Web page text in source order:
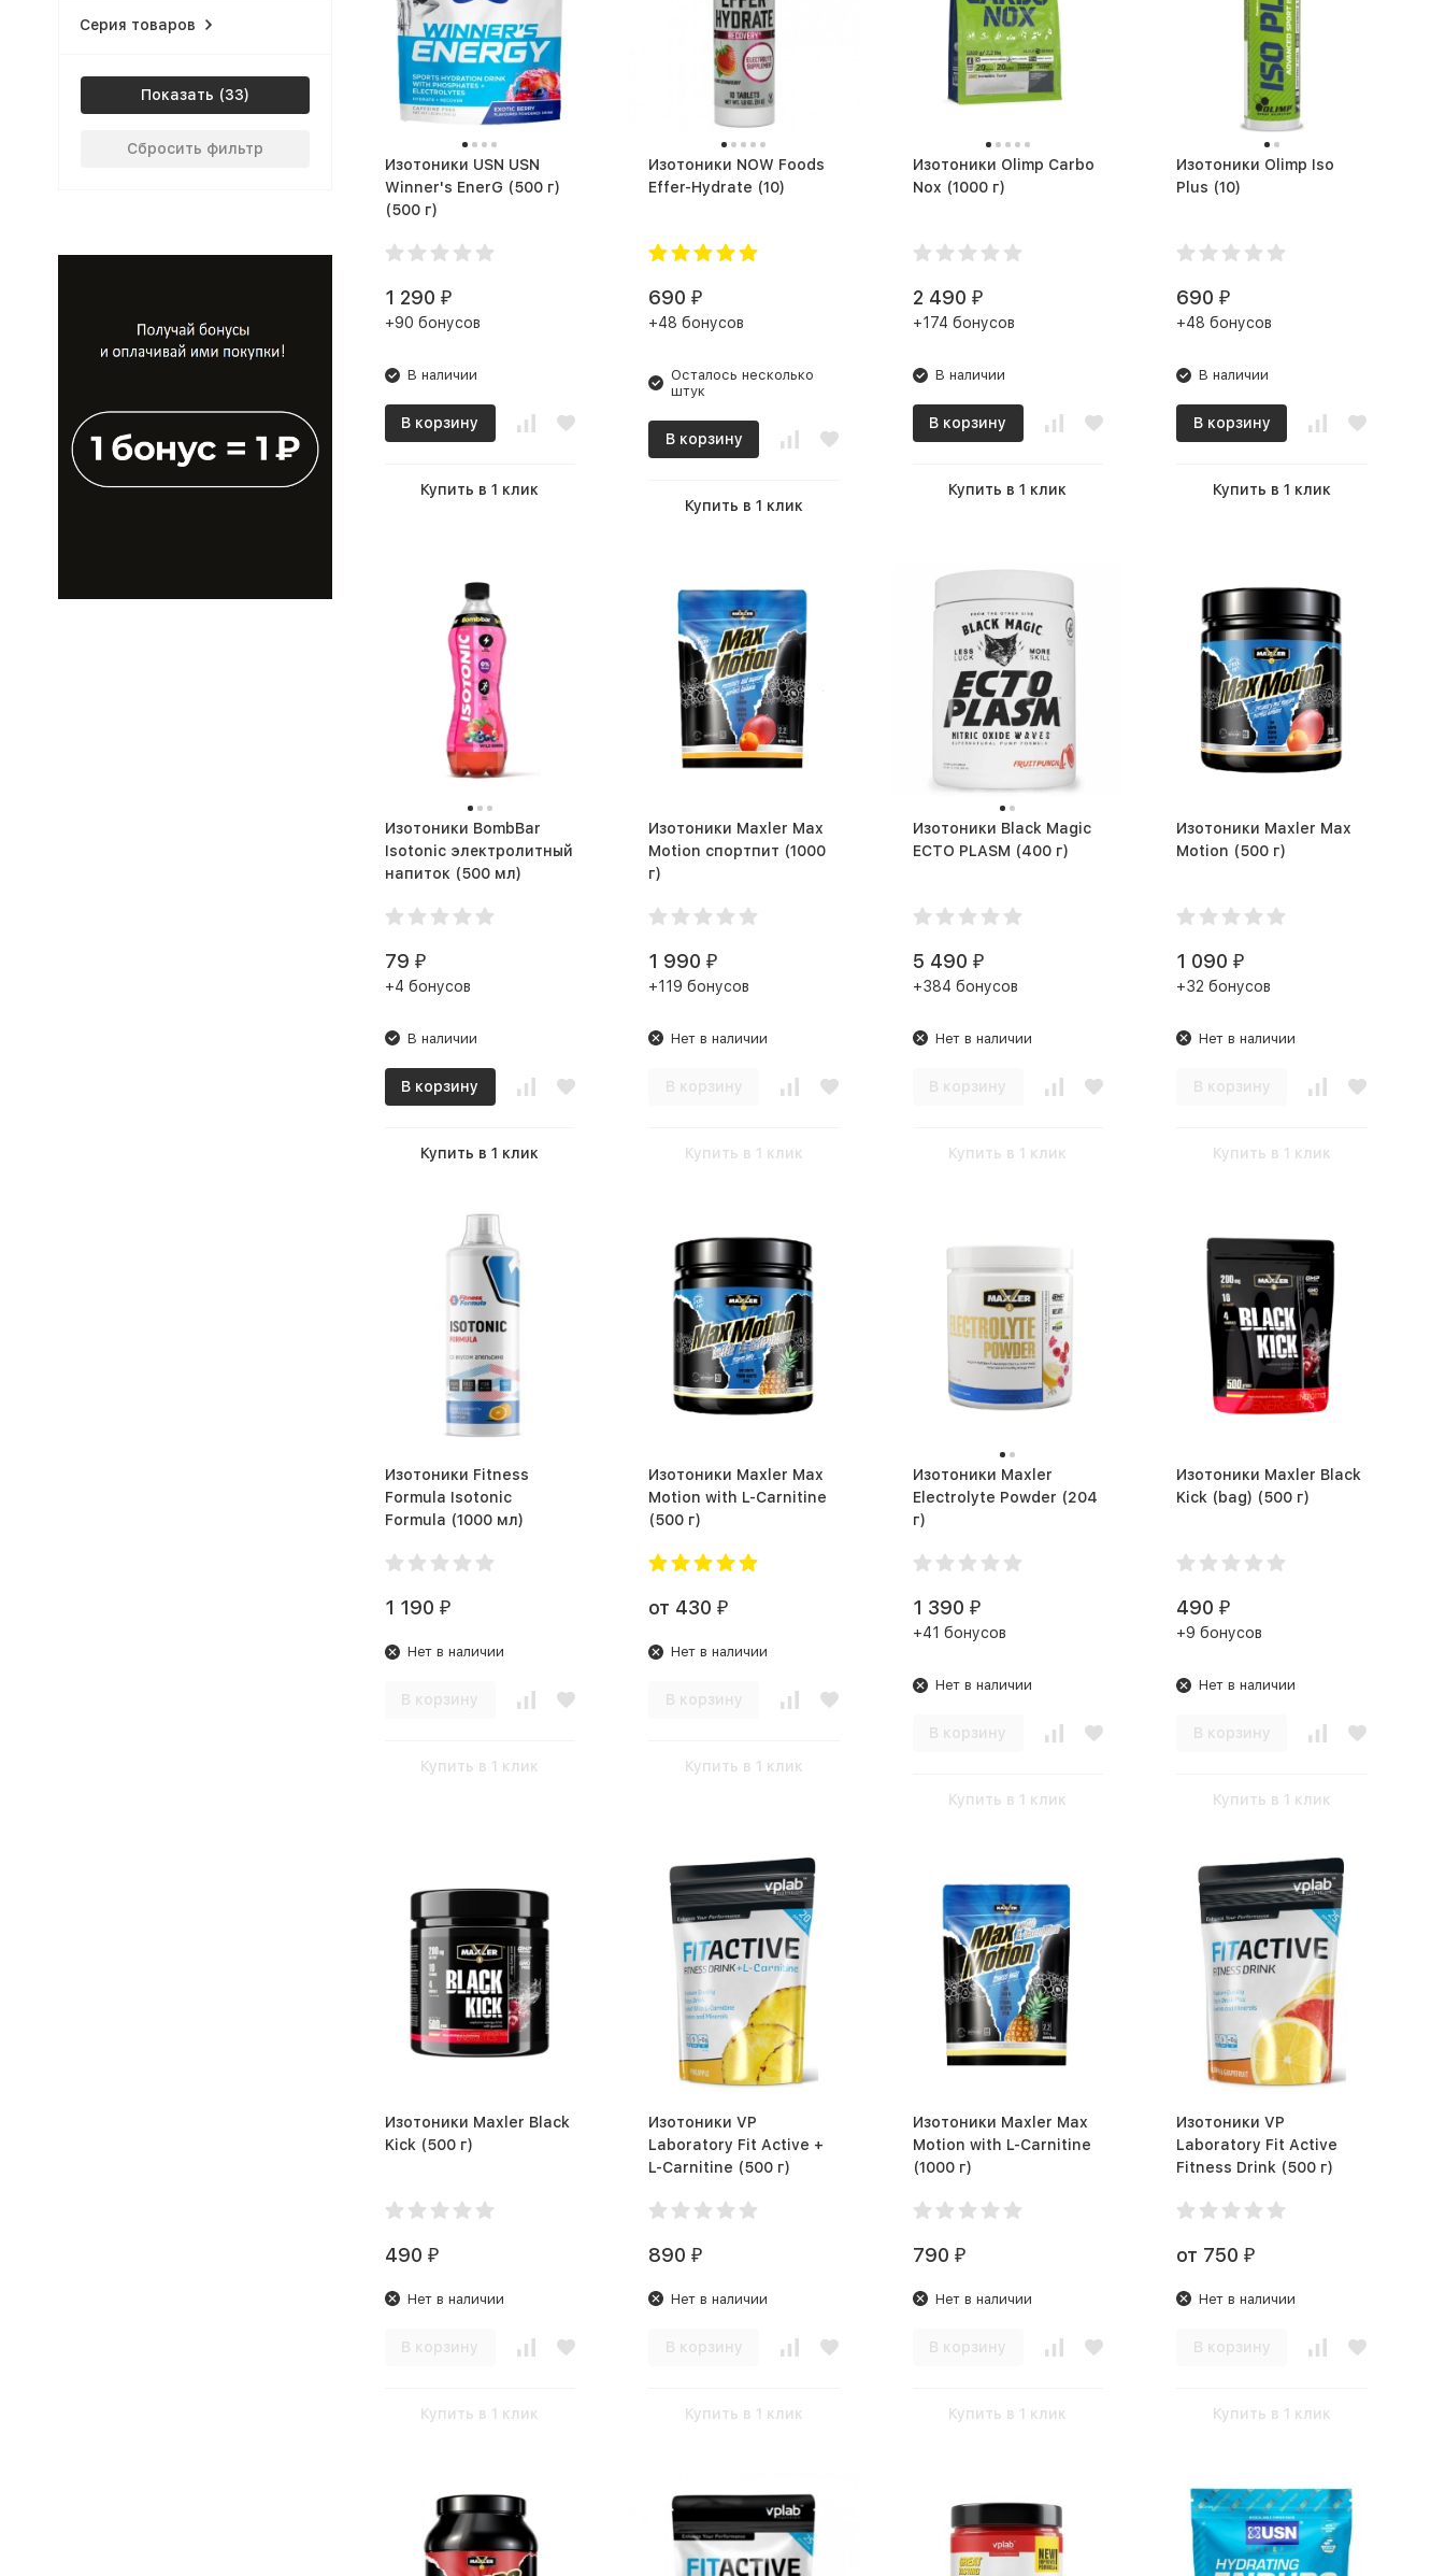
Изотоники USN USN
Winner's EnerG (500 г)
(500 г)
1 290 ₽
+90 бонусов
В наличии
В корзину
Купить в 1 клик
Изотоники NOW Foods
Effer-Hydrate (10)
690 ₽
+48 бонусов
Осталось несколько
штук
В корзину
Купить в 1 клик
Изотоники Olimp Carbo
Nox (1000 г)
2 490 ₽
+174 бонусов
В наличии
В корзину
Купить в 1 клик
Изотоники Olimp Iso
Plus (10)
690 ₽
+48 бонусов
В наличии
В корзину
Купить в 1 клик
Изотоники BombBar
Isotonic электролитный
напиток (500 мл)
79 ₽
+4 бонусов
В наличии
В корзину
Купить в 1 клик
Изотоники Maxler Max
Motion спортпит (1000
г)
1 990 ₽
+119 бонусов
Нет в наличии
В корзину
Купить в 1 клик
Изотоники Black Magic
ECTO PLASM (400 г)
5 490 ₽
+384 бонусов
Нет в наличии
В корзину
Купить в 1 клик
Изотоники Maxler Max
Motion (500 г)
1 090 ₽
+32 бонусов
Нет в наличии
В корзину
Купить в 1 клик
Изотоники Fitness
Formula Isotonic
Formula (1000 мл)
1 190 ₽
Нет в наличии
В корзину
Купить в 1 клик
Изотоники Maxler Max
Motion with L-Carnitine
(500 г)
от 430 ₽
Нет в наличии
В корзину
Купить в 1 клик
Изотоники Maxler
Electrolyte Powder (204
г)
1 390 ₽
+41 бонусов
Нет в наличии
В корзину
Купить в 1 клик
Изотоники Maxler Black
Kick (bag) (500 г)
490 ₽
+9 бонусов
Нет в наличии
В корзину
Купить в 1 клик
Изотоники Maxler Black
Kick (500 г)
490 ₽
Нет в наличии
В корзину
Купить в 1 клик
Изотоники VP
Laboratory Fit Active +
L-Carnitine (500 г)
890 ₽
Нет в наличии
В корзину
Купить в 1 клик
Изотоники Maxler Max
Motion with L-Carnitine
(1000 г)
790 ₽
Нет в наличии
В корзину
Купить в 1 клик
Изотоники VP
Laboratory Fit Active
Fitness Drink (500 г)
от 750 ₽
Нет в наличии
В корзину
Купить в 1 клик
Серия товаров
Показать
Сбросить фильтр